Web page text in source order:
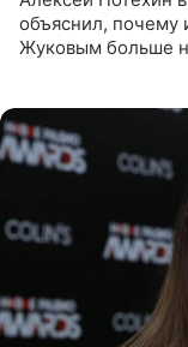
объяснил, почему
Жуковым больше